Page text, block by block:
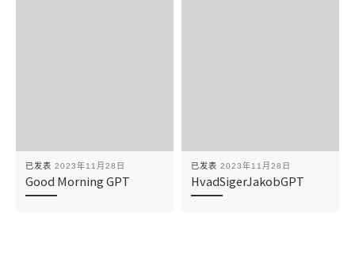
已发表 2023年11月28日
Good Morning GPT
已发表 2023年11月28日
HvadSigerJakobGPT